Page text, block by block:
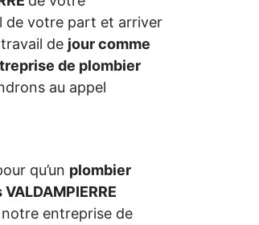
de votre part et arriver
de jour comme
de plombier
au appel
qu’un plombier
entreprise de